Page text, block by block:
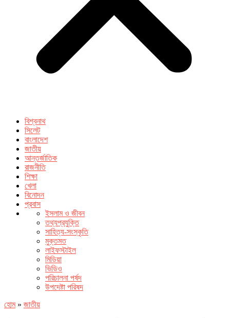
বিশ্বনাথ
সিলেট
বাংলাদেশ
জাতীয়
আন্তর্জাতিক
রাজনীতি
শিক্ষা
খেলা
বিনোদন
প্রবাস
ইসলাম ও জীবন
তথ্যপ্রযুক্তি
সাহিত্য-সংস্কৃতি
মুক্তমত
লাইফস্টাইল
মিডিয়া
ভিডিও
পরিচালনা পর্ষদ
উপদেষ্টা পরিষদ
হোম» জাতীয়